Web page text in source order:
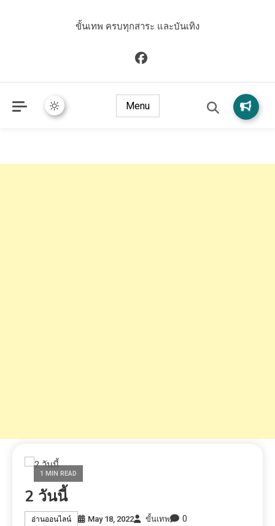
ขั้นเทพ ครบทุกสาระ และบันเทิง
Menu
1 MIN READ
2 วันนี้
อ่านออนไลน์ May 18, 2022 ขั้นเทพ 0